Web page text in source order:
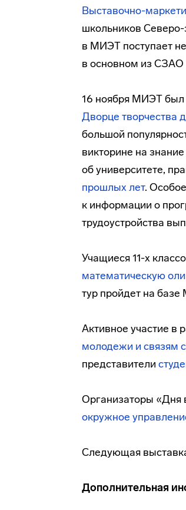
Выставочно-
школьников Северо-
в МИЭТ поступает
в основном из
16 ноября МИЭТ был
Дворце творчества
большой
викторине на
об университете,
прошлых лет.
к информации о
трудоустройства
Учащиеся 11-х
математическую
тур пройдет на
Активное участие в
молодежи и связям
представители
Организаторы «Дня
окружное
Следующая
Дополнительная